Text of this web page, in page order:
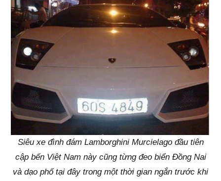
Siêu xe đình đám Lamborghini Murcielago đầu tiên
cập bến Việt Nam này cũng từng đeo biển Đồng Nai
và dạo phố tại đây trong một thời gian ngắn trước khi